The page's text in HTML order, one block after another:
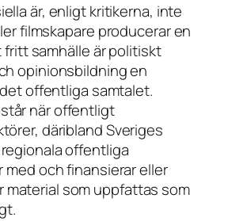
är, enligt kritikerna, inte
filmskapare producerar en
fritt samhälle är politiskt
opinionsbildning en
offentliga samtalet.
när offentligt
däribland Sveriges
offentliga
och finansierar eller
material som uppfattas som